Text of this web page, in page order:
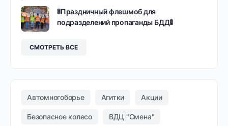
🚦Праздничный флешмоб для
подразделений пропаганды БДД🚦
СМОТРЕТЬ ВСЕ
Автомногоборье Агитки Акции
Безопасное колесо ВДЦ "Смена"